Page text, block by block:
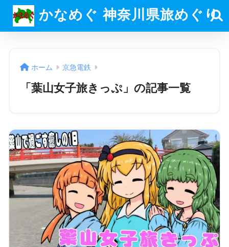
かなめぐ 神奈川県旅めぐり
ホーム 京急電鉄
「葉山女子旅きっぷ」の記事一覧